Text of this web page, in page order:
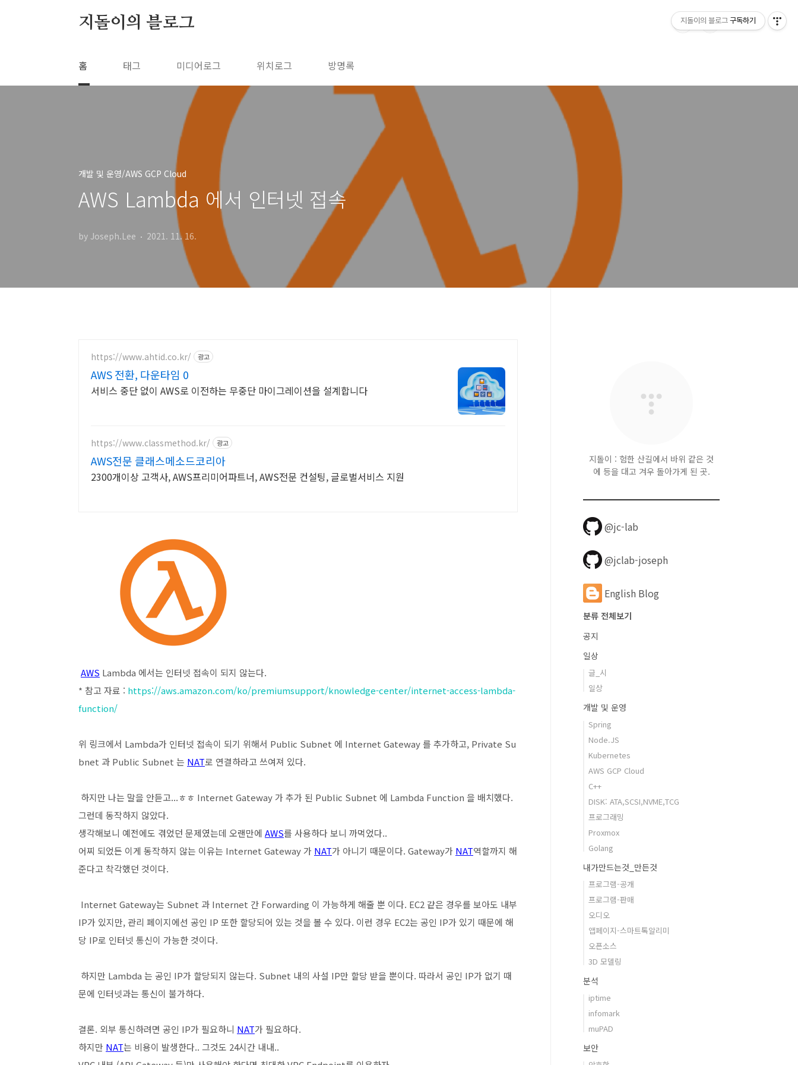
지돌이의 블로그
홈 태그 미디어로그 위치로그 방명록
개발 및 운영/AWS GCP Cloud
AWS Lambda 에서 인터넷 접속
by Joseph.Lee 2021. 11. 16.
https://www.ahtid.co.kr/ 광고
AWS 전환, 다운타임 0
서비스 중단 없이 AWS로 이전하는 무중단 마이그레이션을 설계합니다
https://www.classmethod.kr/ 광고
AWS전문 클래스메소드코리아
2300개이상 고객사, AWS프리미어파트너, AWS전문 컨설팅, 글로벌서비스 지원
AWS Lambda 에서는 인터넷 접속이 되지 않는다.
* 참고 자료 : https://aws.amazon.com/ko/premiumsupport/knowledge-center/internet-access-lambda-
function/
위 링크에서 Lambda가 인터넷 접속이 되기 위해서 Public Subnet 에 Internet Gateway 를 추가하고, Private Su
bnet 과 Public Subnet 는 NAT로 연결하라고 쓰여져 있다.
하지만 나는 말을 안듣고...ㅎㅎ Internet Gateway 가 추가 된 Public Subnet 에 Lambda Function 을 배치했다.
그런데 동작하지 않았다.
생각해보니 예전에도 겪었던 문제였는데 오랜만에 AWS를 사용하다 보니 까먹었다..
어찌 되었든 이게 동작하지 않는 이유는 Internet Gateway 가 NAT가 아니기 때문이다. Gateway가 NAT역할까지 해
준다고 착각했던 것이다.
Internet Gateway는 Subnet 과 Internet 간 Forwarding 이 가능하게 해줄 뿐 이다. EC2 같은 경우를 보아도 내부
IP가 있지만, 관리 페이지에선 공인 IP 또한 할당되어 있는 것을 볼 수 있다. 이런 경우 EC2는 공인 IP가 있기 때문에 해
당 IP로 인터넷 통신이 가능한 것이다.
하지만 Lambda 는 공인 IP가 할당되지 않는다. Subnet 내의 사설 IP만 할당 받을 뿐이다. 따라서 공인 IP가 없기 때
문에 인터넷과는 통신이 불가하다.
결론. 외부 통신하려면 공인 IP가 필요하니 NAT가 필요하다.
하지만 NAT는 비용이 발생한다.. 그것도 24시간 내내..
지돌이 : 험한 산길에서 바위 같은 것
에 등을 대고 겨우 돌아가게 된 곳.
@jc-lab
@jclab-joseph
English Blog
분류 전체보기
공지
일상
글_시
일상
개발 및 운영
Spring
Node.JS
Kubernetes
AWS GCP Cloud
C++
DISK: ATA,SCSI,NVME,TCG
프로그래밍
Proxmox
Golang
내가만드는것_만든것
프로그램-공개
프로그램-판매
오디오
앱페이지-스마트톡알리미
오픈소스
3D 모델링
분석
iptime
infomark
muPAD
보안
지돌이의 블로그 구독하기